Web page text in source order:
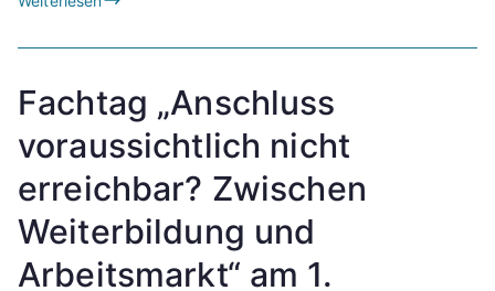
Fachtag „Anschluss
voraussichtlich nicht
erreichbar? Zwischen
Weiterbildung und
Arbeitsmarkt“ am 1.